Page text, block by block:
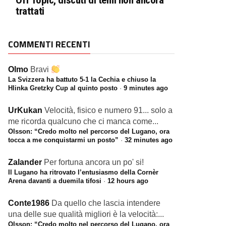
trattati
COMMENTI RECENTI
Olmo Bravi
La Svizzera ha battuto 5-1 la Cechia e chiuso la
Hlinka Gretzky Cup al quinto posto · 9 minutes ago
UrKukan Velocità, fisico e numero 91... solo a
me ricorda qualcuno che ci manca come...
Olsson: “Credo molto nel percorso del Lugano, ora
tocca a me conquistarmi un posto” · 32 minutes ago
Zalander Per fortuna ancora un po' si!
Il Lugano ha ritrovato l’entusiasmo della Cornèr
Arena davanti a duemila tifosi · 12 hours ago
Conte1986 Da quello che lascia intendere
una delle sue qualità migliori è la velocità:...
Olsson: “Credo molto nel percorso del Lugano, ora